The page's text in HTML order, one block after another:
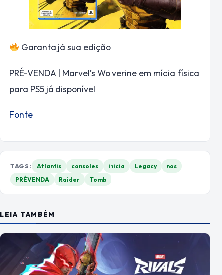
Garanta já sua edição
PRÉ-VENDA | Marvel’s Wolverine em mídia física
para PS5 já disponível
Fonte
TAGS: Atlantis consoles inicia Legacy
nos
PRÉVENDA
Raider Tomb
LEIA TAMBÉM